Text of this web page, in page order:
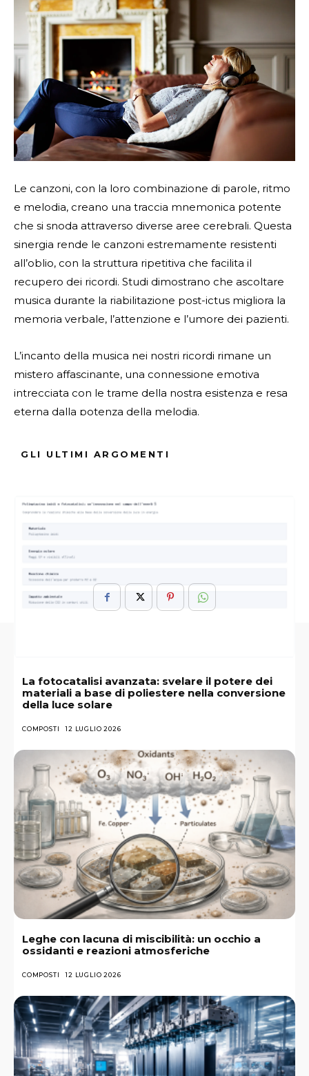
Le canzoni, con la loro combinazione di parole, ritmo
e melodia, creano una traccia mnemonica potente
che si snoda attraverso diverse aree cerebrali. Questa
sinergia rende le canzoni estremamente resistenti
all’oblio, con la struttura ripetitiva che facilita il
recupero dei ricordi. Studi dimostrano che ascoltare
musica durante la riabilitazione post-ictus migliora la
memoria verbale, l’attenzione e l’umore dei pazienti.
L’incanto della musica nei nostri ricordi rimane un
mistero affascinante, una connessione emotiva
intrecciata con le trame della nostra esistenza e resa
eterna dalla potenza della melodia.
Per ulteriori approfondimenti, visita il sito di Geopop
ARGOMENTI :
Riaffiorare
GLI ULTIMI ARGOMENTI
La fotocatalisi avanzata: svelare il potere dei
materiali a base di poliestere nella conversione
della luce solare
COMPOSTI 12 LUGLIO 2026
Leghe con lacuna di miscibilità: un occhio a
ossidanti e reazioni atmosferiche
COMPOSTI 12 LUGLIO 2026